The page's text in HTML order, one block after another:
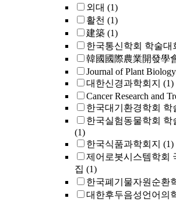
외대 (1)
활천 (1)
建築 (1)
한국통신학회 학술대
韓國國際農業開發學
Journal of Plant Biology
대한신경과학회지 (1)
Cancer Research and
한국대기환경학회 학
한국실험동물학회 학
(1)
한국식품과학회지 (1)
제어로봇시스템학회
집 (1)
한국폐기물자원순환
대한후두음성언어의